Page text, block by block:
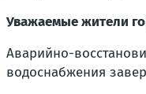
Уважаемые жители
Аварийно-
водоснабжения